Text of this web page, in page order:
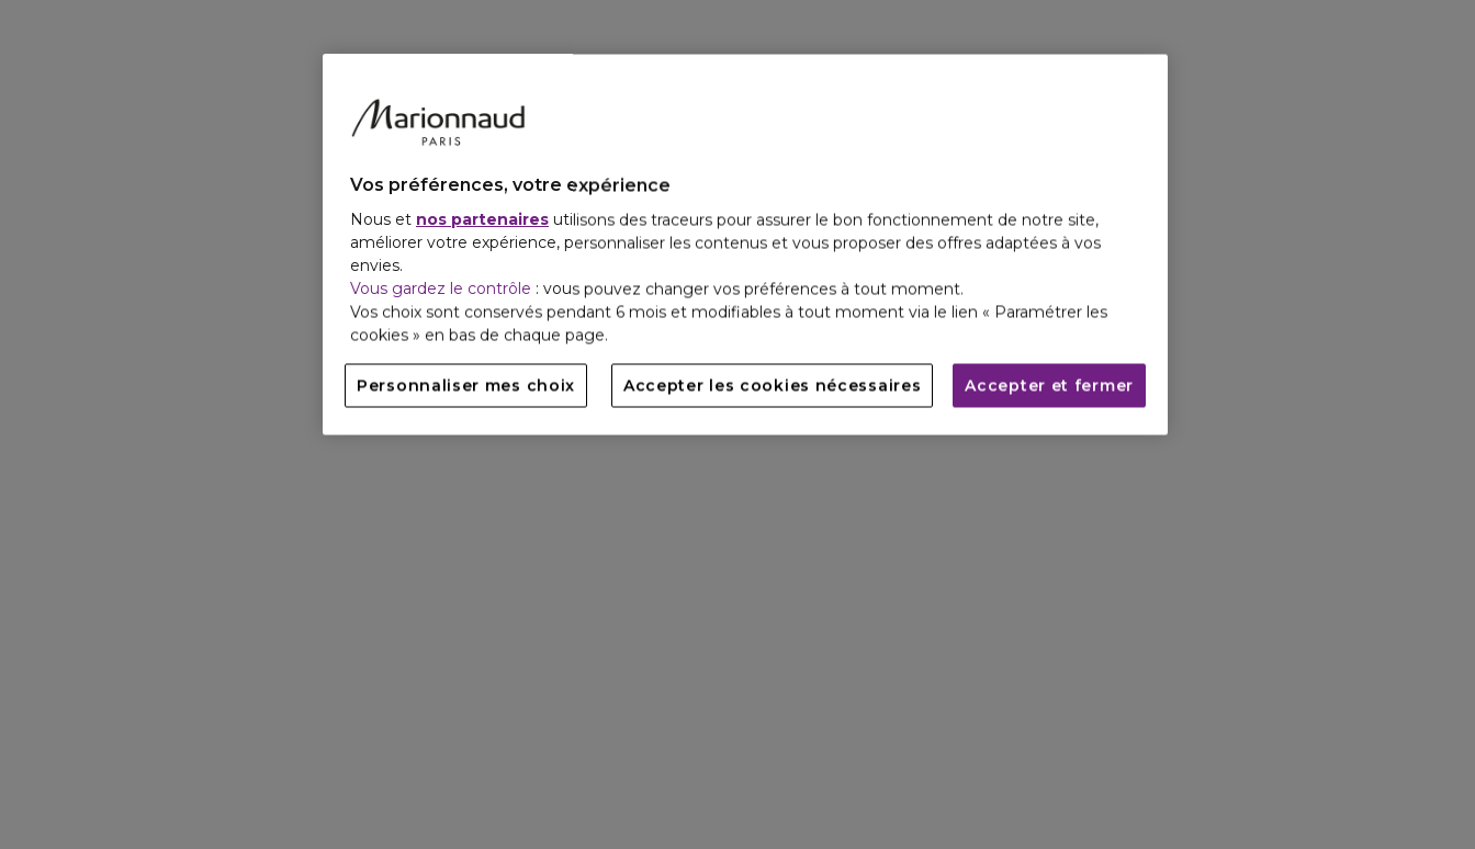
Vos préférences, votre expérience
Nous et nos partenaires utilisons des traceurs pour assurer le bon fonctionnement de notre site,
améliorer votre expérience, personnaliser les contenus et vous proposer des offres adaptées à vos
envies.
Vous gardez le contrôle : vous pouvez changer vos préférences à tout moment.
Vos choix sont conservés pendant 6 mois et modifiables à tout moment via le lien « Paramétrer les
cookies » en bas de chaque page.
Personnaliser mes choix Accepter les cookies nécessaires Accepter et fermer